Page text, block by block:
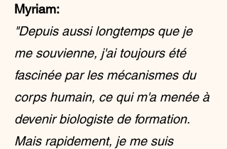
Myriam:
"Depuis aussi longtemps que je
me souvienne, j'ai toujours été
fascinée par les mécanismes du
corps humain, ce qui m'a menée à
devenir biologiste de formation.
Mais rapidement, je me suis